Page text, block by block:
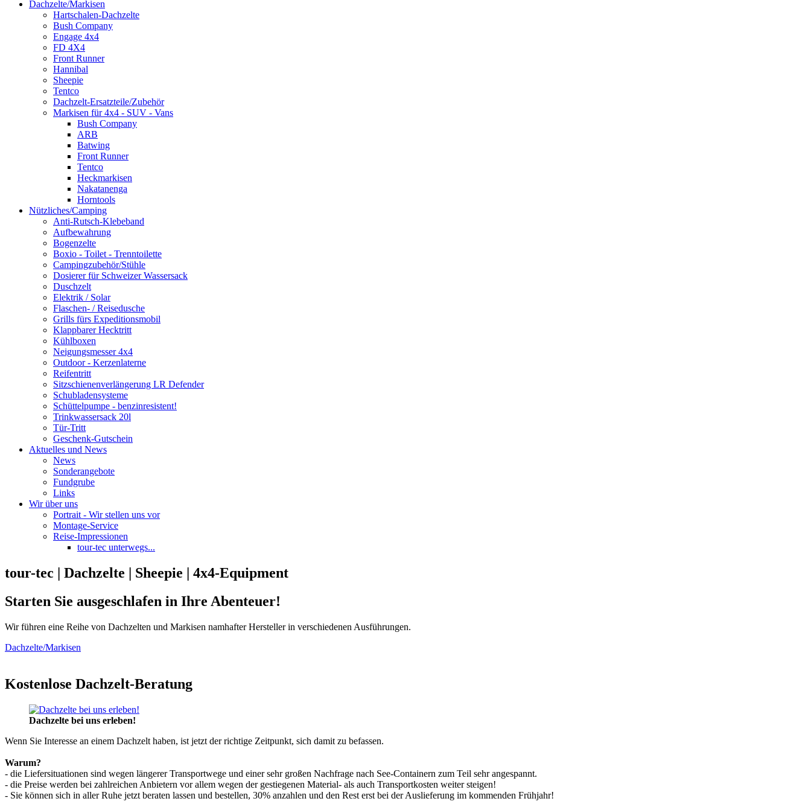
Dachzelte/Markisen
Hartschalen-Dachzelte
Bush Company
Engage 4x4
FD 4X4
Front Runner
Hannibal
Sheepie
Tentco
Dachzelt-Ersatzteile/Zubehör
Markisen für 4x4 - SUV - Vans
Bush Company
ARB
Batwing
Front Runner
Tentco
Heckmarkisen
Nakatanenga
Horntools
Nützliches/Camping
Anti-Rutsch-Klebeband
Aufbewahrung
Bogenzelte
Boxio - Toilet - Trenntoilette
Campingzubehör/Stühle
Dosierer für Schweizer Wassersack
Duschzelt
Elektrik / Solar
Flaschen- / Reisedusche
Grills fürs Expeditionsmobil
Klappbarer Hecktritt
Kühlboxen
Neigungsmesser 4x4
Outdoor - Kerzenlaterne
Reifentritt
Sitzschienenverlängerung LR Defender
Schubladensysteme
Schüttelpumpe - benzinresistent!
Trinkwassersack 20l
Tür-Tritt
Geschenk-Gutschein
Aktuelles und News
News
Sonderangebote
Fundgrube
Links
Wir über uns
Portrait - Wir stellen uns vor
Montage-Service
Reise-Impressionen
tour-tec unterwegs...
tour-tec | Dachzelte | Sheepie | 4x4-Equipment
Starten Sie ausgeschlafen in Ihre Abenteuer!
Wir führen eine Reihe von Dachzelten und Markisen namhafter Hersteller in verschiedenen Ausführungen.
Dachzelte/Markisen
Kostenlose Dachzelt-Beratung
Dachzelte bei uns erleben!
Wenn Sie Interesse an einem Dachzelt haben, ist jetzt der richtige Zeitpunkt, sich damit zu befassen.
Warum?
- die Liefersituationen sind wegen längerer Transportwege und einer sehr großen Nachfrage nach See-Containern zum Teil sehr angespannt.
- die Preise werden bei zahlreichen Anbietern vor allem wegen der gestiegenen Material- als auch Transportkosten weiter steigen!
- Sie können sich in aller Ruhe jetzt beraten lassen und bestellen, 30% anzahlen und den Rest erst bei der Auslieferung im kommenden Frühjahr!